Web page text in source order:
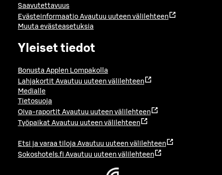
Saavutettavuus
Evästeinformaatio Avautuu uuteen välilehteen
Muuta evästeasetuksia
Yleiset tiedot
Bonusta Applen Lompakolla
Lahjakortit Avautuu uuteen välilehteen
Medialle
Tietosuoja
Oiva-raportit Avautuu uuteen välilehteen
Työpaikat Avautuu uuteen välilehteen
Etsi ja varaa tiloja Avautuu uuteen välilehteen
Sokoshotels.fi Avautuu uuteen välilehteen